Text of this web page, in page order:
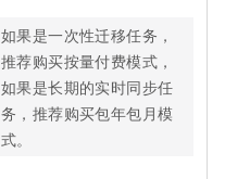
如果是一次性迁移任务，
推荐购买按量付费模式，
如果是长期的实时同步任
务，推荐购买包年包月模
式。